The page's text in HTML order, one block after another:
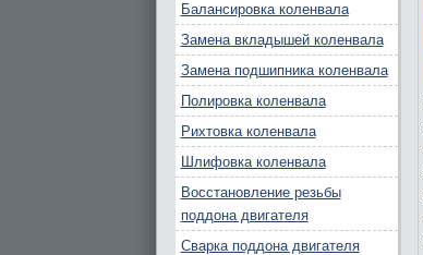
Балансировка коленвала
Замена вкладышей коленвала
Замена подшипника коленвала
Полировка коленвала
Рихтовка коленвала
Шлифовка коленвала
Восстановление резьбы
поддона двигателя
Сварка поддона двигателя